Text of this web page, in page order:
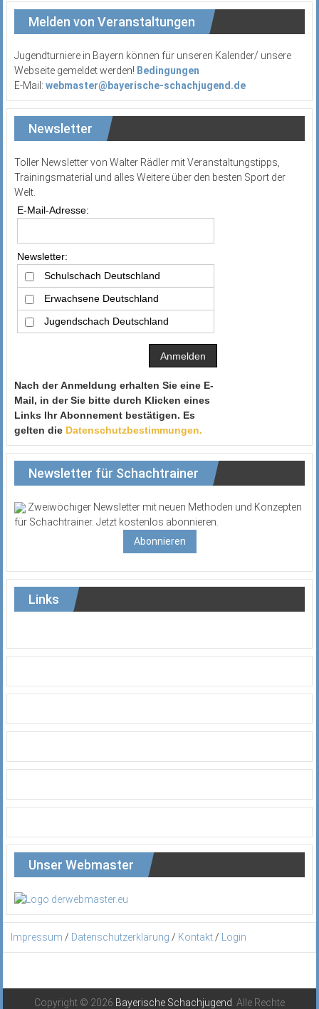
Melden von Veranstaltungen
Jugendturniere in Bayern können für unseren Kalender/ unsere
Webseite gemeldet werden! Bedingungen
E-Mail: webmaster@bayerische-schachjugend.de
Newsletter
Toller Newsletter von Walter Rädler mit Veranstaltungstipps,
Trainingsmaterial und alles Weitere über den besten Sport der
Welt.
E-Mail-Adresse:
Newsletter:
Schulschach Deutschland
Erwachsene Deutschland
Jugendschach Deutschland
Nach der Anmeldung erhalten Sie eine E-
Mail, in der Sie bitte durch Klicken eines
Links Ihr Abonnement bestätigen. Es
gelten die Datenschutzbestimmungen.
Newsletter für Schachtrainer
Zweiwöchiger Newsletter mit neuen Methoden und Konzepten
für Schachtrainer. Jetzt kostenlos abonnieren.
Abonnieren
Links
Unser Webmaster
Impressum / Datenschutzerklärung / Kontakt / Login
Copyright © 2026 Bayerische Schachjugend . Alle Rechte